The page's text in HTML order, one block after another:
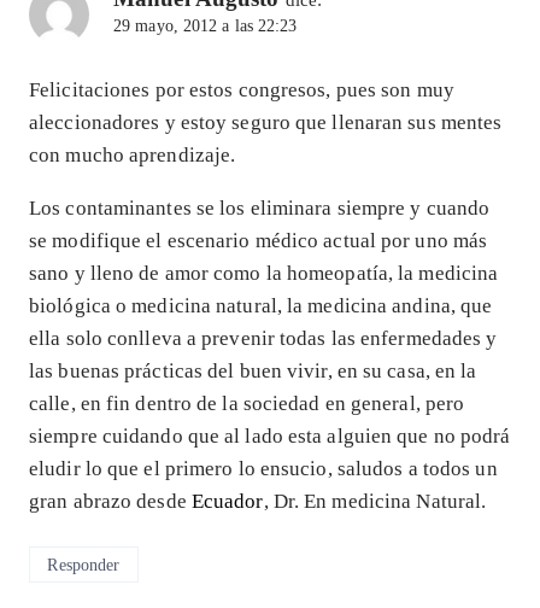
29 mayo, 2012 a las 22:23
Felicitaciones por estos congresos, pues son muy
aleccionadores y estoy seguro que llenaran sus mentes
con mucho aprendizaje.
Los contaminantes se los eliminara siempre y cuando
se modifique el escenario médico actual por uno más
sano y lleno de amor como la homeopatía, la medicina
biológica o medicina natural, la medicina andina, que
ella solo conlleva a prevenir todas las enfermedades y
las buenas prácticas del buen vivir, en su casa, en la
calle, en fin dentro de la sociedad en general, pero
siempre cuidando que al lado esta alguien que no podrá
eludir lo que el primero lo ensucio, saludos a todos un
gran abrazo desde Ecuador, Dr. En medicina Natural.
Responder